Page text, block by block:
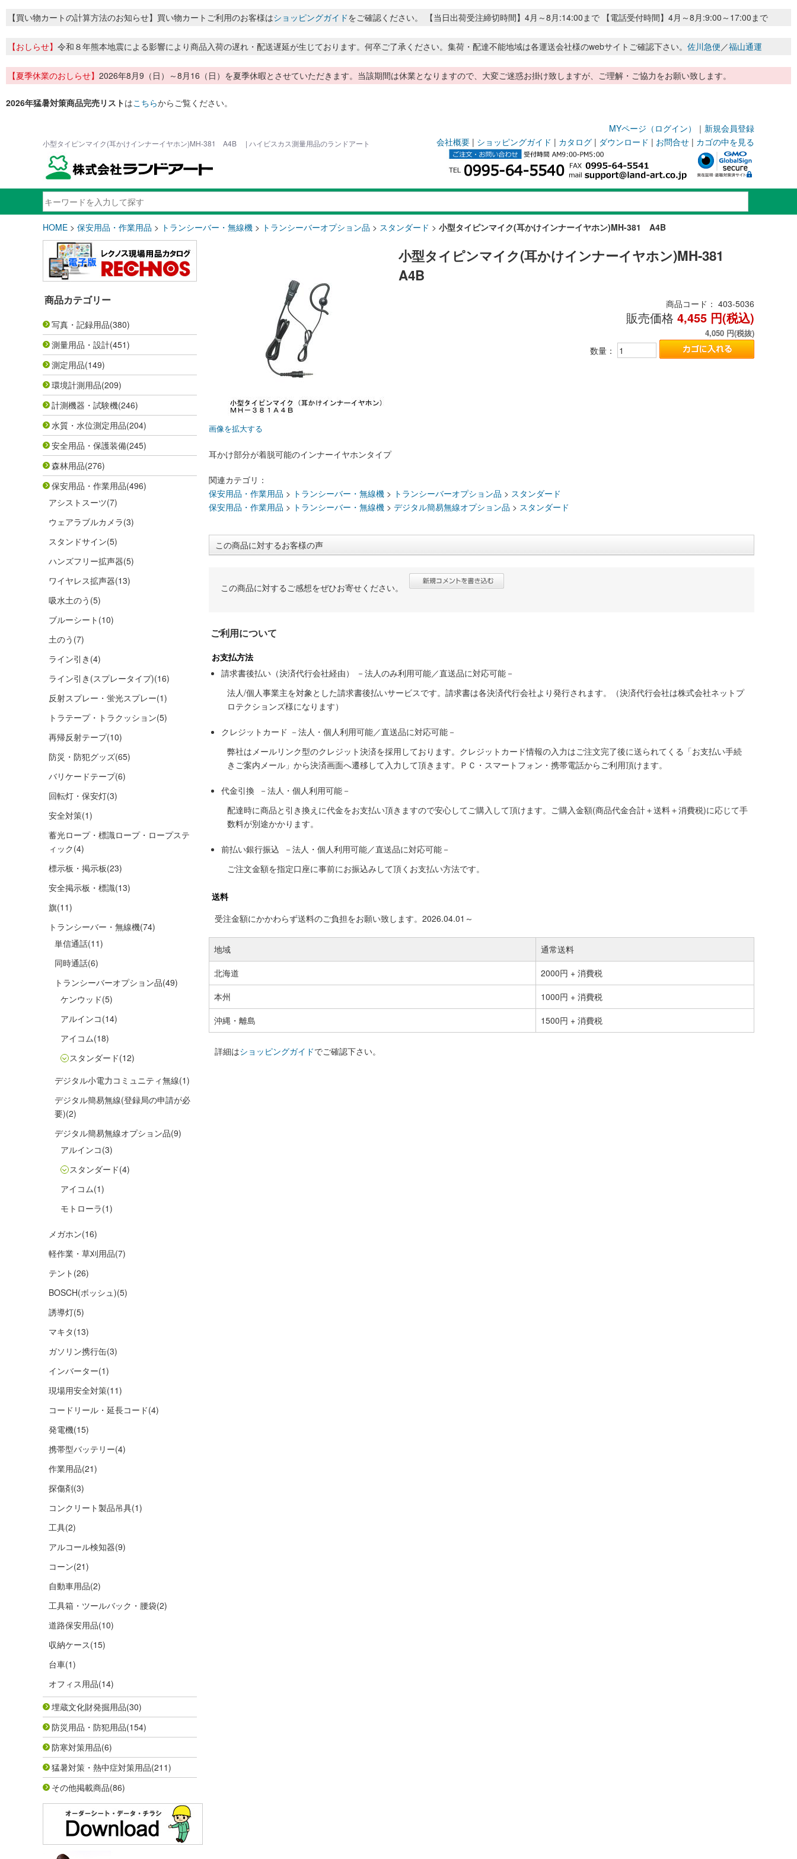
【買い物カートの計算方法のお知らせ】買い物カートご利用のお客様はショッピングガイドをご確認ください。 【当日出荷受注締切時間】4月～8月:14:00まで 【電話受付時間】4月～8月:9:00～17:00まで
【おしらせ】 令和８年熊本地震による影響により商品入荷の遅れ・配送遅延が生じております。何卒ご了承ください。集荷・配達不能地域は各運送会社様のwebサイトご確認下さい。 佐川急便／福山通運
【夏季休業のおしらせ】 2026年8月9（日）～8月16（日）を夏季休暇とさせていただきます。当該期間は休業となりますので、大変ご迷惑お掛け致しますが、ご理解・ご協力をお願い致します。
2026年猛暑対策商品完売リストはこちらからご覧ください。
MYページ（ログイン） ｜ 新規会員登録
小型タイピンマイク(耳かけインナーイヤホン)MH-381 A4B | ハイビスカス測量用品のランドアート 会社概要 | ショッピングガイド | カタログ | ダウンロード | お問合せ | カゴの中を見る
HOME > 保安用品・作業用品 > トランシーバー・無線機 > トランシーバーオプション品 > スタンダード > 小型タイピンマイク(耳かけインナーイヤホン)MH-381 A4B
商品カテゴリー
写真・記録用品(380)
測量用品・設計(451)
測定用品(149)
環境計測用品(209)
計測機器・試験機(246)
水質・水位測定用品(204)
安全用品・保護装備(245)
森林用品(276)
保安用品・作業用品(496)
アシストスーツ(7)
ウェアラブルカメラ(3)
スタンドサイン(5)
ハンズフリー拡声器(5)
ワイヤレス拡声器(13)
吸水土のう (5)
ブルーシート (10)
土のう (7)
ライン引き (4)
ライン引き(スプレータイプ)(16)
反射スプレー・蛍光スプレー(1)
トラテープ・トラクッション(5)
再帰反射テープ(10)
防災・防犯グッズ(65)
バリケードテープ(6)
回転灯・保安灯(3)
安全対策(1)
蓄光ロープ・標識ロープ・ロープステ
ィック(4)
標示板・掲示板(23)
安全掲示板・標識(13)
旗(11)
トランシーバー・無線機(74)
単信通話(11)
同時通話(6)
トランシーバーオプション品(49)
ケンウッド(5)
アルインコ(14)
アイコム(18)
スタンダード(12)
デジタル小電力コミュニティ無線(1)
デジタル簡易無線(登録局の申請が必
要)(2)
デジタル簡易無線オプション品(9)
アルインコ(3)
スタンダード(4)
アイコム(1)
モトローラ(1)
メガホン(16)
軽作業・草刈用品(7)
テント (26)
BOSCH(ボッシュ)(5)
誘導灯(5)
マキタ(13)
ガソリン携行缶(3)
インバーター(1)
現場用安全対策(11)
コードリール・延長コード(4)
発電機(15)
携帯型バッテリー(4)
作業用品(21)
探傷剤(3)
コンクリート製品吊具(1)
工具(2)
アルコール検知器(9)
コーン(21)
自動車用品(2)
工具箱・ツールバック・腰袋(2)
道路保安用品(10)
収納ケース(15)
台車(1)
オフィス用品(14)
埋蔵文化財発掘用品(30)
防災用品・防犯用品(154)
防寒対策用品(6)
猛暑対策・熱中症対策用品(211)
その他掲載商品(86)
画像を拡大する
小型タイピンマイク(耳かけインナーイヤホン)MH-381
A4B
商品コード： 403-5036
販売価格 4,455 円(税込)
4,050 円(税抜)
数量：
耳かけ部分が着脱可能のインナーイヤホンタイプ
関連カテゴリ：
保安用品・作業用品 > トランシーバー・無線機 > トランシーバーオプション品 > スタンダード
保安用品・作業用品 > トランシーバー・無線機 > デジタル簡易無線オプション品 > スタンダード
この商品に対するお客様の声
この商品に対するご感想をぜひお寄せください。
ご利用について
お支払方法
請求書後払い（決済代行会社経由） －法人のみ利用可能／直送品に対応可能－
法人/個人事業主を対象とした請求書後払いサービスです。請求書は各決済代行会社より発行されます。（決済代行会社は株式会社ネットプ
ロテクションズ様になります）
クレジットカード －法人・個人利用可能／直送品に対応可能－
弊社はメールリンク型のクレジット決済を採用しております。クレジットカード情報の入力はご注文完了後に送られてくる「お支払い手続
きご案内メール」から決済画面へ遷移して入力して頂きます。ＰＣ・スマートフォン・携帯電話からご利用頂けます。
代金引換 －法人・個人利用可能－
配達時に商品と引き換えに代金をお支払い頂きますので安心してご購入して頂けます。ご購入金額(商品代金合計＋送料＋消費税)に応じて手
数料が別途かかります。
前払い銀行振込 －法人・個人利用可能／直送品に対応可能－
ご注文金額を指定口座に事前にお振込みして頂くお支払い方法です。
送料
受注金額にかかわらず送料のご負担をお願い致します。2026.04.01～
地域
通常送料
北海道
2000円 + 消費税
本州
1000円 + 消費税
沖縄・離島
1500円 + 消費税
詳細はショッピングガイドでご確認下さい。